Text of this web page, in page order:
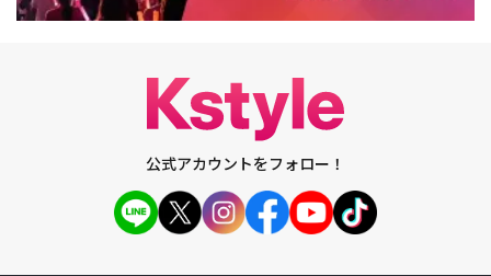
公式アカウントをフォロー！